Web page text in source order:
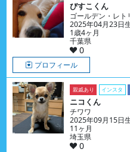
びすこくん
ゴールデン・レト
2025年04月23日
1歳4ヶ月
千葉県
0
プロフィール
親戚あり インスタ
ニコくん
チワワ
2025年09月15日
11ヶ月
埼玉県
0